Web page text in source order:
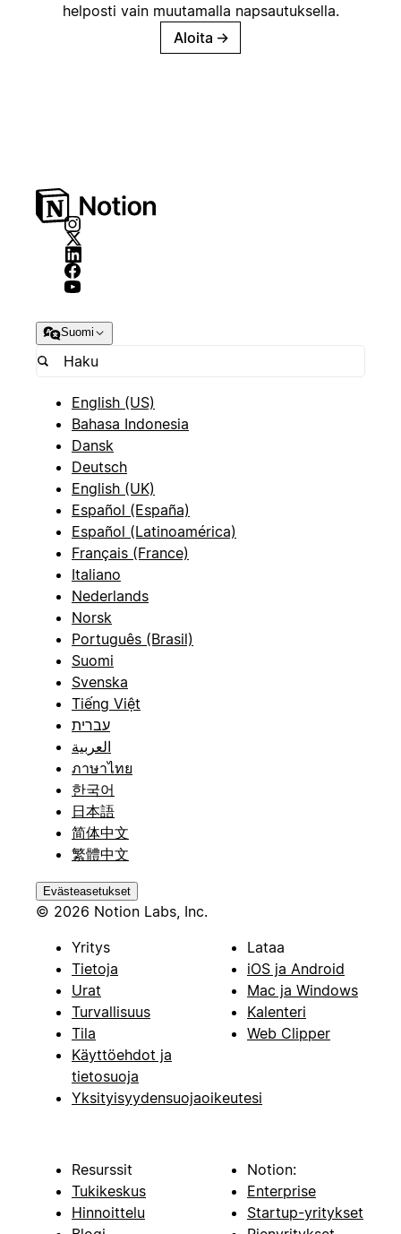
helposti vain muutamalla napsautuksella.
Aloita →
Suomi
English (US)
Bahasa Indonesia
Dansk
Deutsch
English (UK)
Español (España)
Español (Latinoamérica)
Français (France)
Italiano
Nederlands
Norsk
Português (Brasil)
Suomi
Svenska
Tiếng Việt
עברית
العربية
ภาษาไทย
한국어
日本語
简体中文
繁體中文
Evästeasetukset
© 2026 Notion Labs, Inc.
Yritys
Tietoja
Urat
Turvallisuus
Tila
Käyttöehdot ja
tietosuoja
Yksityisyydensuojaoikeutesi
Lataa
iOS ja Android
Mac ja Windows
Kalenteri
Web Clipper
Resurssit
Tukikeskus
Hinnoittelu
Notion:
Enterprise
Startup-yritykset